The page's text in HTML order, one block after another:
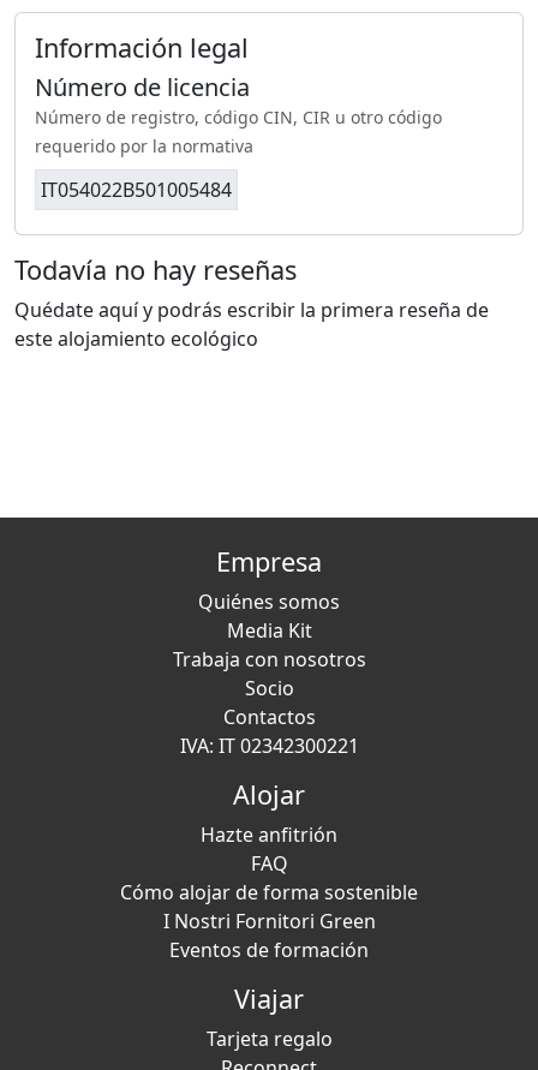
Información legal
Número de licencia
Número de registro, código CIN, CIR u otro código
requerido por la normativa
IT054022B501005484
Todavía no hay reseñas
Quédate aquí y podrás escribir la primera reseña de
este alojamiento ecológico
Empresa
Quiénes somos
Media Kit
Trabaja con nosotros
Socio
Contactos
IVA: IT 02342300221
Alojar
Hazte anfitrión
FAQ
Cómo alojar de forma sostenible
I Nostri Fornitori Green
Eventos de formación
Viajar
Tarjeta regalo